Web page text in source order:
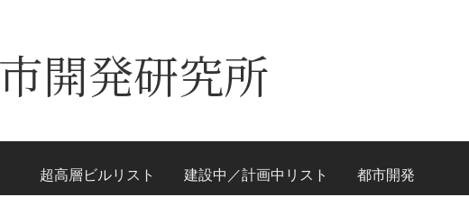
開発研究所
超高層ビルリスト 建設中／計画中リスト 都市開発